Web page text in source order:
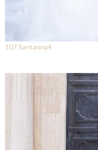
107 Santanna4